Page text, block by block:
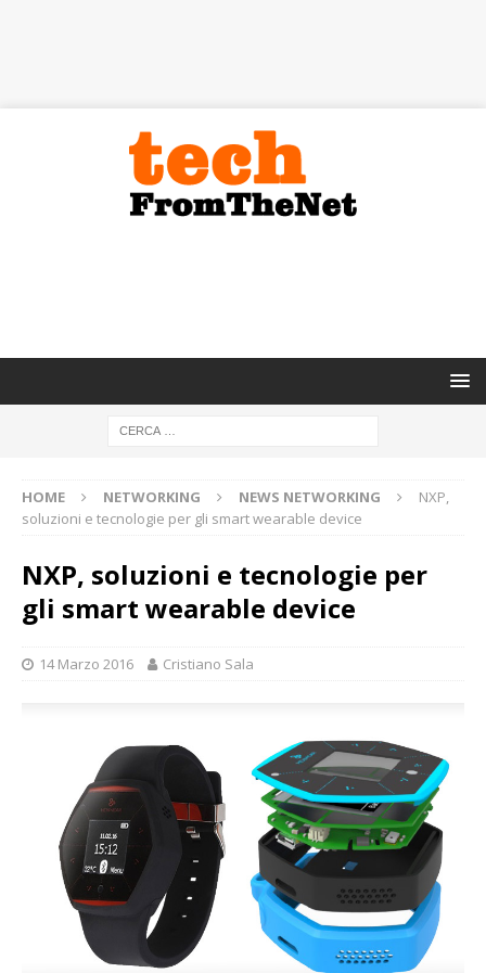
HOME NETWORKING NEWS NETWORKING
NXP,
soluzioni e tecnologie per gli smart wearable device
NXP, soluzioni e tecnologie per
gli smart wearable device
14 Marzo 2016 Cristiano Sala